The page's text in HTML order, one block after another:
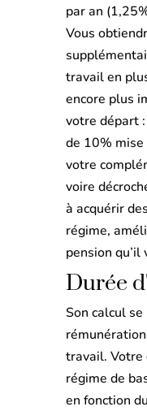
par an
Vous
travail en
encore plus
votre départ
de 10%
votre
voire
à acquérir
régime,
pension qu’il
Durée
Son calcul
travail. Votre
régime de
en fonction